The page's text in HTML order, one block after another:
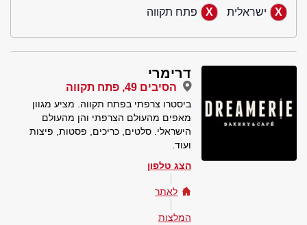
ישראלית
פתח תקווה
דרימרי
הסיבים 49, פתח תקווה
ביסטרו צרפתי בפתח תקווה. מציע מגוון
מאפים מהעולם הצרפתי והן מהעולם
הישראלי. סלטים, כריכים, פסטות, פיצות
ועוד.
הצג טלפון
לאתר
המלצות